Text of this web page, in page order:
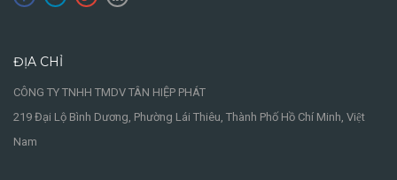
ĐỊA CHỈ
CÔNG TY TNHH TMDV TÂN HIỆP PHÁT
219 Đại Lộ Bình Dương, Phường Lái Thiêu, Thành Phố Hồ Chí Minh, Việt
Nam